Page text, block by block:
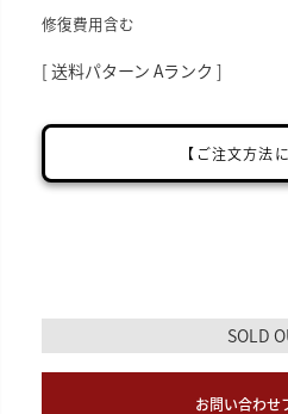
修復費用含む
送料パターン Aランク
【ご注文方法
SOLD
お問い合わせ